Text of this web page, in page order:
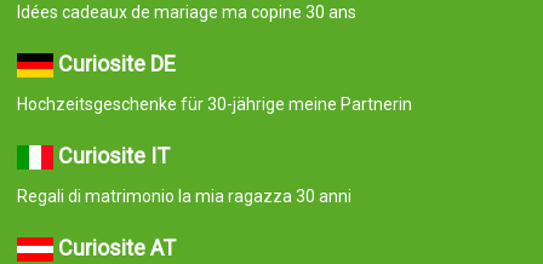
Idées cadeaux de mariage ma copine 30 ans
Curiosite DE
Hochzeitsgeschenke für 30-jährige meine Partnerin
Curiosite IT
Regali di matrimonio la mia ragazza 30 anni
Curiosite AT